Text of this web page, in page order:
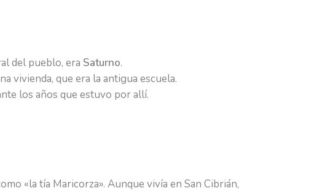
del pueblo, era Saturno.
vivienda, que era la antigua escuela.
los años que estuvo por allí.
«la tía Maricorza». Aunque vivía en San Cibrián,